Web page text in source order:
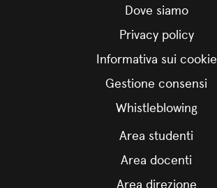
Dove siamo
Privacy policy
Informativa sui cookie
Gestione consensi
Whistleblowing
Area studenti
Area docenti
Area direzione